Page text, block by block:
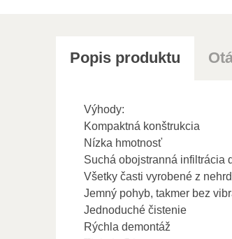
Popis produktu
Výhody:
Kompaktná konštrukcia
Nízka hmotnosť
Suchá obojstranná infiltrácia
Všetky časti vyrobené z
Jemný pohyb, takmer bez
Jednoduché čistenie
Rýchla demontáž